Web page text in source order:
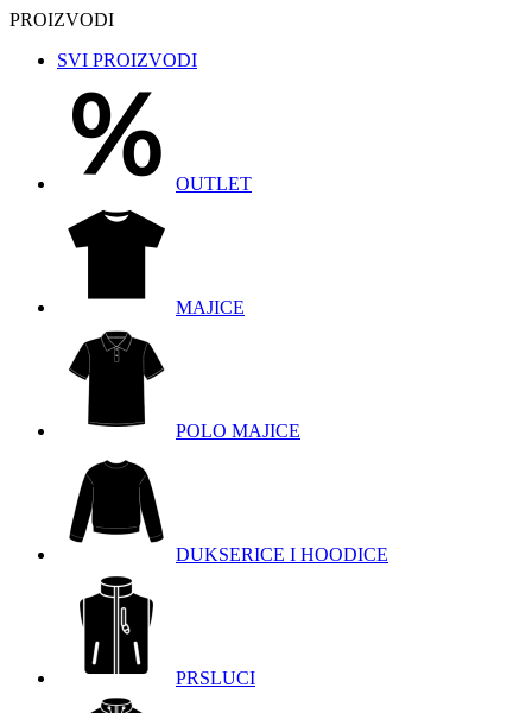
PROIZVODI
SVI PROIZVODI
OUTLET
MAJICE
POLO MAJICE
DUKSERICE I HOODICE
PRSLUCI